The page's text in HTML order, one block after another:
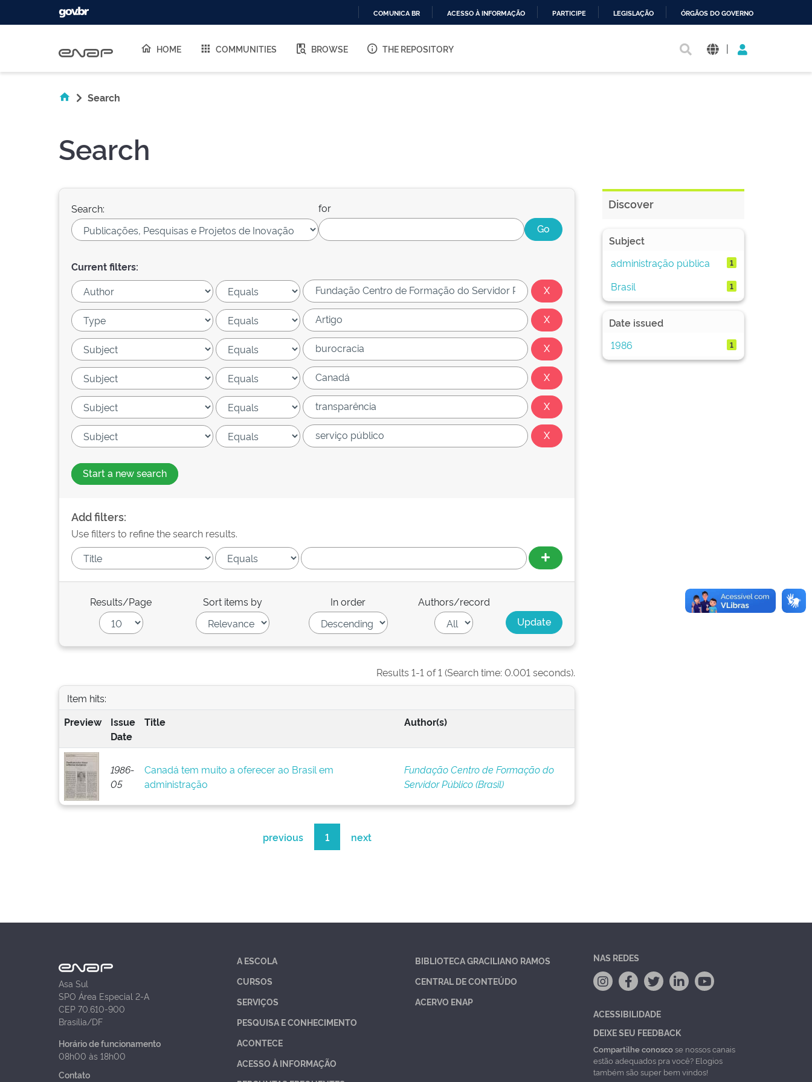
O
COMUNICA BR ACESSO À INFORMAÇÃO PARTICIPE LEGISLAÇÃO ÓRGÃOS DO GOVERNO
HOME COMMUNITIES BROWSE THE REPOSITORY |
Search
Search
Search: for
Current filters:
Start a new search
Add filters:
Use filters to refine the search results.
Results/Page Sort items by In order Authors/record
Results 1-1 of 1 (Search time: 0.001 seconds).
Item hits:
Preview
Issue
Date
Title Author(s)
1986-
05
Canadá tem muito a oferecer ao Brasil em
administração
Fundação Centro de Formação do
Servidor Público (Brasil)
previous 1 next
Discover
Subject
administração pública
1
Brasil 1
Date issued
1986
1
Asa Sul
SPO Área Especial 2-A
CEP 70.610-900
Brasília/DF
Horário de funcionamento
08h00 às 18h00
Contato
A ESCOLA
CURSOS
SERVIÇOS
PESQUISA E CONHECIMENTO
ACONTECE
ACESSO À INFORMAÇÃO
BIBLIOTECA GRACILIANO RAMOS
CENTRAL DE CONTEÚDO
ACERVO ENAP
NAS REDES
ACESSIBILIDADE
DEIXE SEU FEEDBACK
Compartilhe conoscose nossos canais
estão adequados pra você? Elogios
também são super bem vindos!